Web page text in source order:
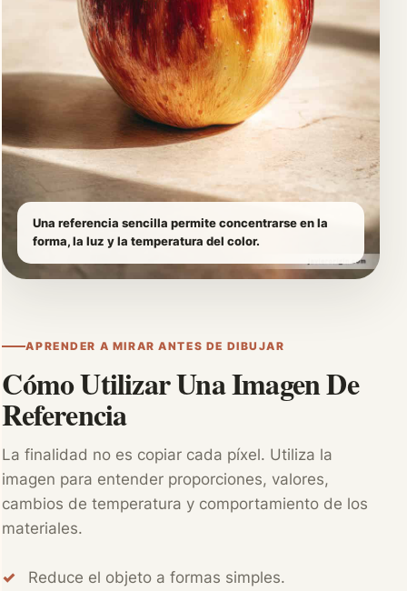
Una referencia sencilla permite concentrarse en la
forma, la luz y la temperatura del color.
APRENDER A MIRAR ANTES DE DIBUJAR
Cómo Utilizar Una Imagen De
Referencia
La finalidad no es copiar cada píxel. Utiliza la
imagen para entender proporciones, valores,
cambios de temperatura y comportamiento de los
materiales.
Reduce el objeto a formas simples.